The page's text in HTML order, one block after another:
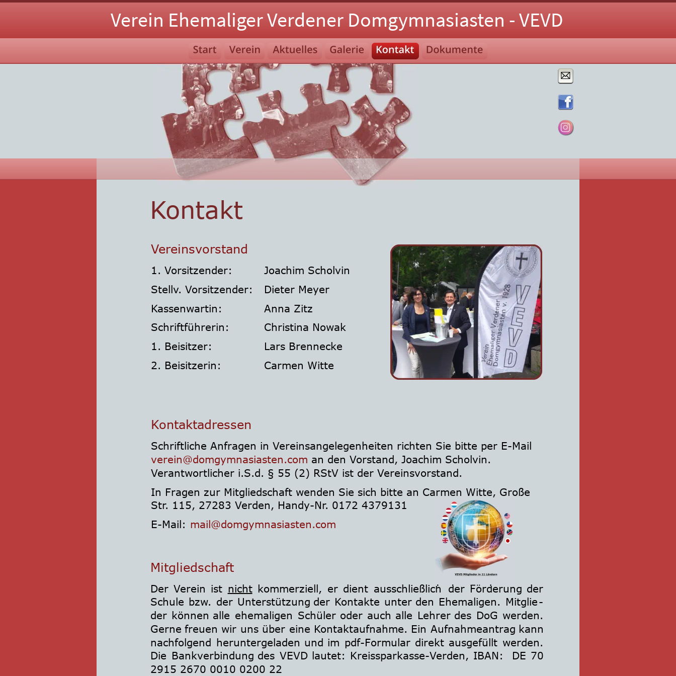
Verein Ehemaliger Verdener Domgymnasiasten - VEVD
Mitgliedschaft
Der Verein ist nicht kommerziell, er dient ausschließlich der Förderung der
Schule bzw. der Unterstützung der Kontakte unter den Ehemaligen. Mitglie-
der können alle ehemaligen Schüler oder auch alle Lehrer des DoG werden.
Gerne freuen wir uns über eine Kontaktaufnahme. Ein Aufnahmeantrag kann
nachfolgend heruntergeladen und im pdf-Formular direkt ausgefüllt werden.
Die Bankverbindung des VEVD lautet: Kreissparkasse-Verden, IBAN: DE 70
2915 2670 0010 0200 22
Vereinsvorstand
1. Vorsitzender:
Joachim Scholvin
Stellv. Vorsitzender:
Dieter Meyer
Kassenwartin:
Anna Zitz
Schriftführerin:
Christina Nowak
1. Beisitzer:
Lars Brennecke
2. Beisitzerin:
Carmen Witte
Kontaktadressen
Schriftliche Anfragen in Vereinsangelegenheiten richten Sie bitte per E-Mail
verein@domgymnasiasten.com an den Vorstand, Joachim Scholvin.
Verantwortlicher i.S.d. § 55 (2) RStV ist der Vereinsvorstand.
In Fragen zur Mitgliedschaft wenden Sie sich bitte an Carmen Witte, Große
Str. 115, 27283 Verden, Handy-Nr. 0172 4379131
E-Mail: mail@domgymnasiasten.com
Kontakt